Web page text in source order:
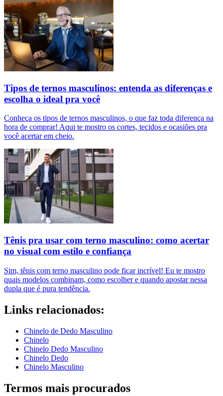
Tipos de ternos masculinos: entenda as diferenças e
escolha o ideal pra você
Conheça os tipos de ternos masculinos, o que faz toda diferença na
hora de comprar! Aqui te mostro os cortes, tecidos e ocasiões pra
você acertar em cheio.
Tênis pra usar com terno masculino: como acertar
no visual com estilo e confiança
Sim, tênis com terno masculino pode ficar incrível! Eu te mostro
quais modelos combinam, como escolher e quando apostar nessa
dupla que é pura tendência.
Links relacionados:
Chinelo de Dedo Masculino
Chinelo
Chinelo Dedo Masculino
Chinelo Dedo
Chinelo Masculino
Termos mais procurados